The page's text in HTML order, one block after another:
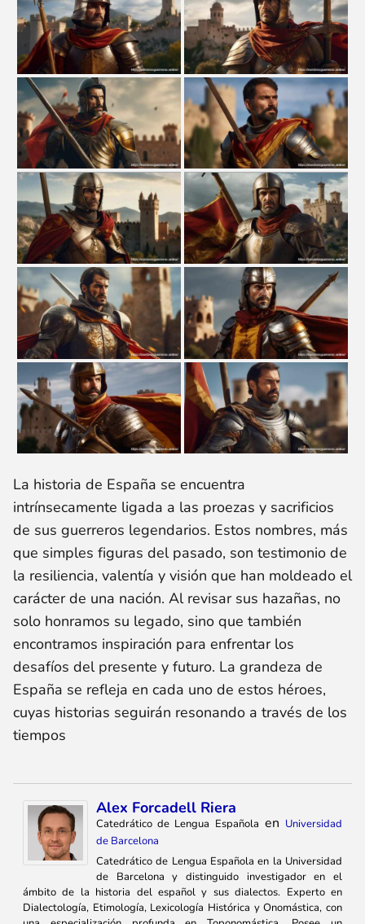
La historia de España se encuentra
intrínsecamente ligada a las proezas y sacrificios
de sus guerreros legendarios. Estos nombres, más
que simples figuras del pasado, son testimonio de
la resiliencia, valentía y visión que han moldeado el
carácter de una nación. Al revisar sus hazañas, no
solo honramos su legado, sino que también
encontramos inspiración para enfrentar los
desafíos del presente y futuro. La grandeza de
España se refleja en cada uno de estos héroes,
cuyas historias seguirán resonando a través de los
tiempos
Alex Forcadell Riera
Catedrático de Lengua Española en Universidad
de Barcelona
Catedrático de Lengua Española en la Universidad
de Barcelona y distinguido investigador en el
ámbito de la historia del español y sus dialectos. Experto en
Dialectología, Etimología, Lexicología Histórica y Onomástica, con